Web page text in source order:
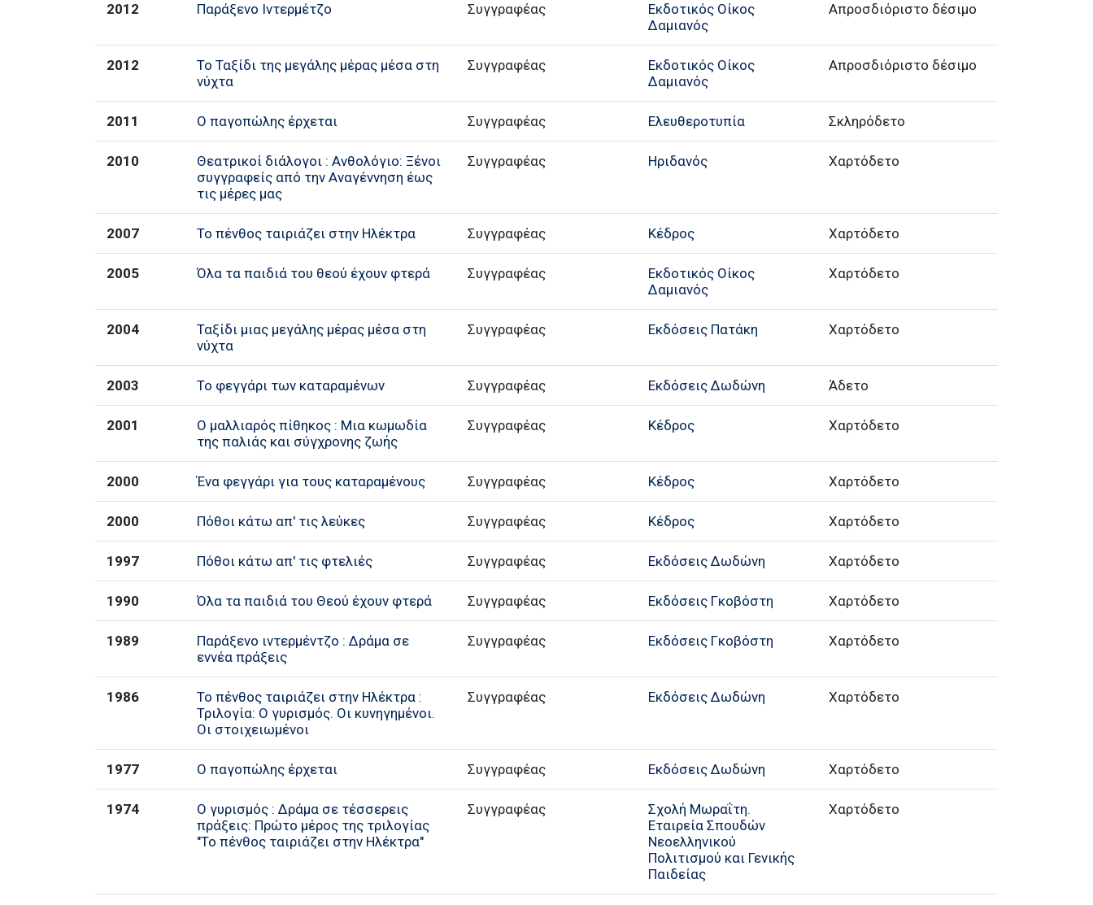
2012 Παράξενο Ιντερμέτζο Συγγραφέας
Εκδοτικός Οίκος
Δαμιανός
Απροσδιόριστο δέσιμο
2012
Το Ταξίδι της μεγάλης μέρας μέσα στη
νύχτα
Συγγραφέας
Εκδοτικός Οίκος
Δαμιανός
Απροσδιόριστο δέσιμο
2011 Ο παγοπώλης έρχεται Συγγραφέας Ελευθεροτυπία Σκληρόδετο
2010
Θεατρικοί διάλογοι : Ανθολόγιο: Ξένοι
συγγραφείς από την Αναγέννηση έως
τις μέρες μας
Συγγραφέας Ηριδανός Χαρτόδετο
2007 Το πένθος ταιριάζει στην Ηλέκτρα Συγγραφέας Κέδρος Χαρτόδετο
2005 Όλα τα παιδιά του θεού έχουν φτερά Συγγραφέας
Εκδοτικός Οίκος
Δαμιανός
Χαρτόδετο
2004
Ταξίδι μιας μεγάλης μέρας μέσα στη
νύχτα
Συγγραφέας Εκδόσεις Πατάκη Χαρτόδετο
2003 Το φεγγάρι των καταραμένων Συγγραφέας Εκδόσεις Δωδώνη Άδετο
2001
Ο μαλλιαρός πίθηκος : Μια κωμωδία
της παλιάς και σύγχρονης ζωής
Συγγραφέας Κέδρος Χαρτόδετο
2000 Ένα φεγγάρι για τους καταραμένους Συγγραφέας Κέδρος Χαρτόδετο
2000 Πόθοι κάτω απ' τις λεύκες Συγγραφέας Κέδρος Χαρτόδετο
1997 Πόθοι κάτω απ' τις φτελιές Συγγραφέας Εκδόσεις Δωδώνη Χαρτόδετο
1990 Όλα τα παιδιά του Θεού έχουν φτερά Συγγραφέας Εκδόσεις Γκοβόστη Χαρτόδετο
1989
Παράξενο ιντερμέντζο : Δράμα σε
εννέα πράξεις
Συγγραφέας Εκδόσεις Γκοβόστη Χαρτόδετο
1986
Το πένθος ταιριάζει στην Ηλέκτρα :
Τριλογία: Ο γυρισμός. Οι κυνηγημένοι.
Οι στοιχειωμένοι
Συγγραφέας Εκδόσεις Δωδώνη Χαρτόδετο
1977 Ο παγοπώλης έρχεται Συγγραφέας Εκδόσεις Δωδώνη Χαρτόδετο
1974
Ο γυρισμός : Δράμα σε τέσσερεις
πράξεις: Πρώτο μέρος της τριλογίας
"Το πένθος ταιριάζει στην Ηλέκτρα"
Συγγραφέας
Σχολή Μωραΐτη.
Εταιρεία Σπουδών
Νεοελληνικού
Πολιτισμού και Γενικής
Παιδείας
Χαρτόδετο